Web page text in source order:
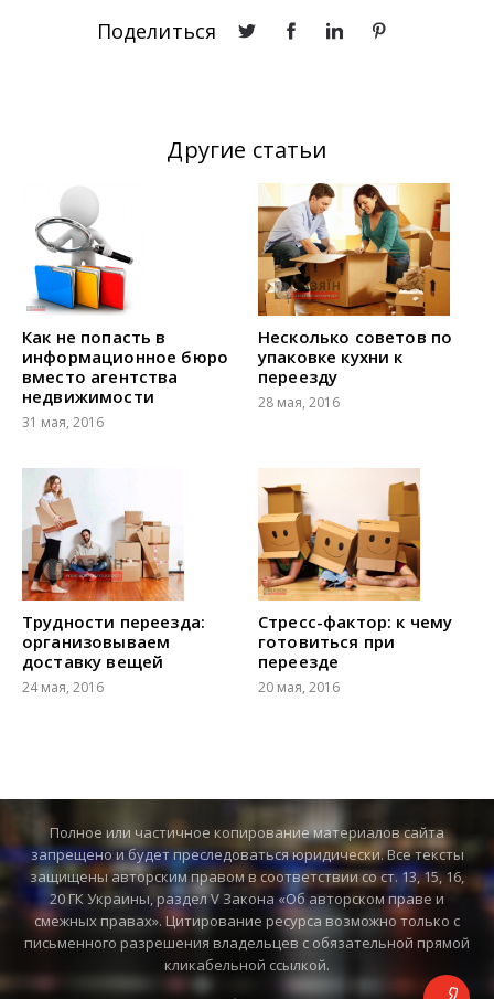
Поделиться
Другие статьи
Как не попасть в
информационное бюро
вместо агентства
недвижимости
31 мая, 2016
Несколько советов по
упаковке кухни к
переезду
28 мая, 2016
Трудности переезда:
организовываем
доставку вещей
24 мая, 2016
Стресс-фактор: к чему
готовиться при
переезде
20 мая, 2016
Полное или частичное копирование материалов сайта
запрещено и будет преследоваться юридически. Все тексты
защищены авторским правом в соответствии со ст. 13, 15, 16,
20 ГК Украины, раздел V Закона «Об авторском праве и
смежных правах». Цитирование ресурса возможно только с
письменного разрешения владельцев с обязательной прямой
кликабельной ссылкой.